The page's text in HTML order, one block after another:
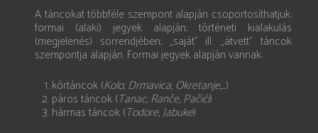
A táncokat többféle szempont alapján csoportosíthatjuk:
formai (alaki) jegyek alapján; történeti kialakulás
(megjelenés) sorrendjében; „saját” ill. „átvett” táncok
szempontja alapján. Formai jegyek alapján vannak:
körtáncok (Kolo, Drmavica, Okretanje,...)
páros táncok (Tanac, Ranče, Pačići)
hármas táncok (Todore, Jabuke)